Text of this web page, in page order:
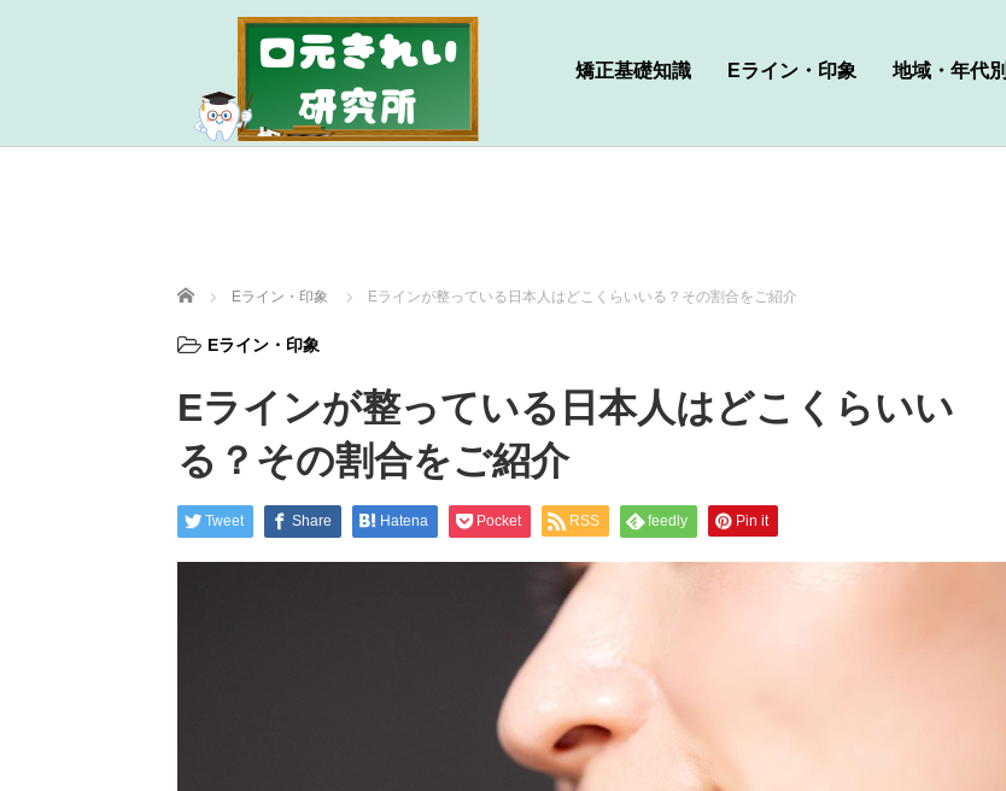
矯正基礎知識 Eライン・印象 地域・年代別
ホーム Eライン・印象 Eラインが整っている日本人はどこくらいいる？その割合をご紹介
Eライン・印象
Eラインが整っている日本人はどこくらいい
る？その割合をご紹介
Tweet Share Hatena Pocket RSS feedly Pin it